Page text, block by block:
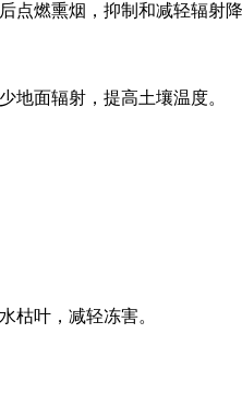
点燃熏烟，抑制和减轻辐射降
地面辐射，提高土壤温度。
枯叶，减轻冻害。